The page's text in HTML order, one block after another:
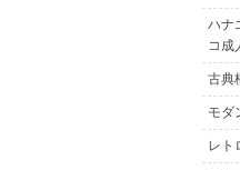
ハナ
コ成
古典
モダ
レト